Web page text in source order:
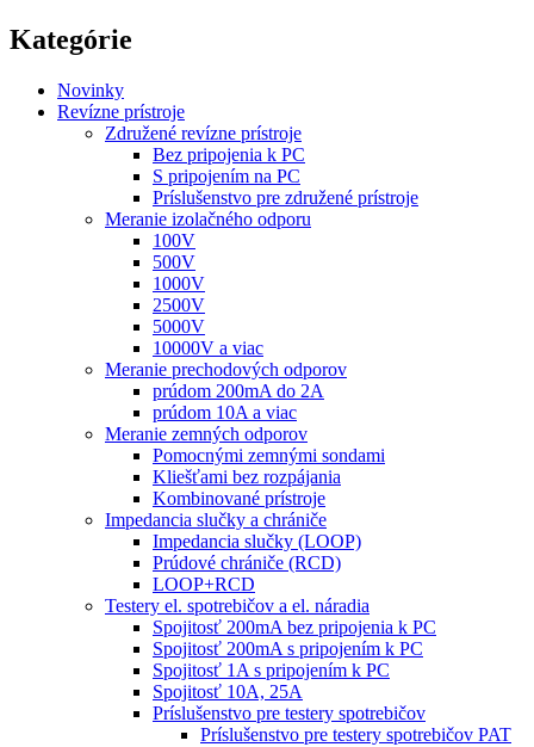
Kategórie
Novinky
Revízne prístroje
Združené revízne prístroje
Bez pripojenia k PC
S pripojením na PC
Príslušenstvo pre združené prístroje
Meranie izolačného odporu
100V
500V
1000V
2500V
5000V
10000V a viac
Meranie prechodových odporov
prúdom 200mA do 2A
prúdom 10A a viac
Meranie zemných odporov
Pomocnými zemnými sondami
Kliešťami bez rozpájania
Kombinované prístroje
Impedancia slučky a chrániče
Impedancia slučky (LOOP)
Prúdové chrániče (RCD)
LOOP+RCD
Testery el. spotrebičov a el. náradia
Spojitosť 200mA bez pripojenia k PC
Spojitosť 200mA s pripojením k PC
Spojitosť 1A s pripojením k PC
Spojitosť 10A, 25A
Príslušenstvo pre testery spotrebičov
Príslušenstvo pre testery spotrebičov PAT